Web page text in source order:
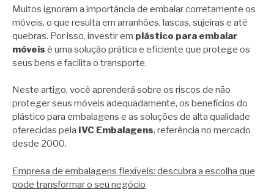
Muitos ignoram a importância de embalar corretamente os
móveis, o que resulta em arranhões, lascas, sujeiras e até
quebras. Por isso, investir em plástico para embalar
móveis é uma solução prática e eficiente que protege os
seus bens e facilita o transporte.
Neste artigo, você aprenderá sobre os riscos de não
proteger seus móveis adequadamente, os benefícios do
plástico para embalagens e as soluções de alta qualidade
oferecidas pela IVC Embalagens, referência no mercado
desde 2000.
Empresa de embalagens flexíveis: descubra a escolha que
pode transformar o seu negócio